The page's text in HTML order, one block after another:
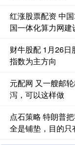
红涨股票配资 中
国一体化算力网建
财牛股配 1月26
指数为主方向
元配网 又一艘邮
泻，可以这样做
点石策略 特朗普
全是铺垫，目的只